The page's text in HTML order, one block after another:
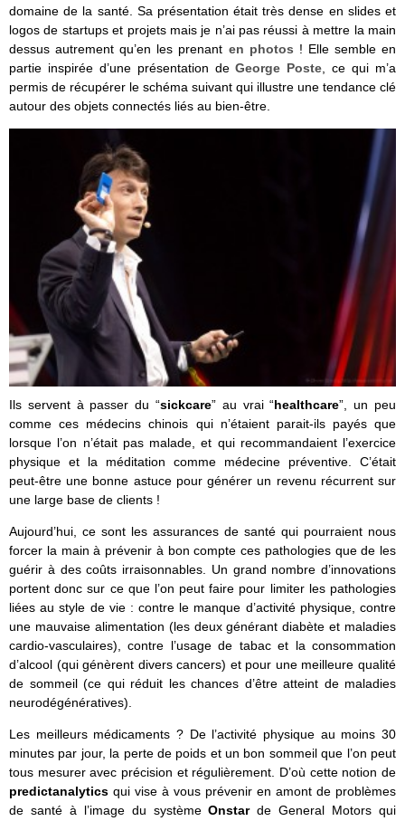
domaine de la santé. Sa présentation était très dense en slides et
logos de startups et projets mais je n’ai pas réussi à mettre la main
dessus autrement qu’en les prenant en photos ! Elle semble en
partie inspirée d’une présentation deGeorge Poste , ce qui m’a
permis de récupérer le schéma suivant qui illustre une tendance clé
autour des objets connectés liés au bien-être.
Ils servent à passer du “sickcare” au vrai “healthcare”, un peu
comme ces médecins chinois qui n’étaient parait-ils payés que
lorsque l’on n’était pas malade, et qui recommandaient l’exercice
physique et la méditation comme médecine préventive. C’était
peut-être une bonne astuce pour générer un revenu récurrent sur
une large base de clients !
Aujourd’hui, ce sont les assurances de santé qui pourraient nous
forcer la main à prévenir à bon compte ces pathologies que de les
guérir à des coûts irraisonnables. Un grand nombre d’innovations
portent donc sur ce que l’on peut faire pour limiter les pathologies
liées au style de vie : contre le manque d’activité physique, contre
une mauvaise alimentation (les deux générant diabète et maladies
cardio-vasculaires), contre l’usage de tabac et la consommation
d’alcool (qui génèrent divers cancers) et pour une meilleure qualité
de sommeil (ce qui réduit les chances d’être atteint de maladies
neurodégénératives).
Les meilleurs médicaments ? De l’activité physique au moins 30
minutes par jour, la perte de poids et un bon sommeil que l’on peut
tous mesurer avec précision et régulièrement. D’où cette notion de
predictanalytics qui vise à vous prévenir en amont de problèmes
de santé à l’image du systèmeOnstarde General Motors qui